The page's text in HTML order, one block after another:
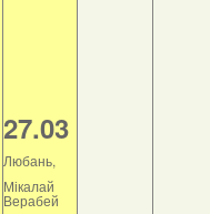
27.03
Любань,
Мікалай
Верабей